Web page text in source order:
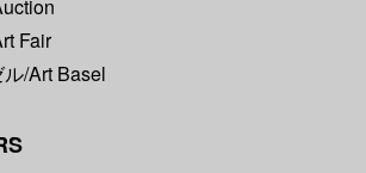
Fair
/Art Basel